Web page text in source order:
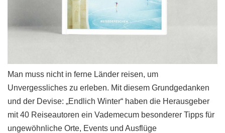
Man muss nicht in ferne Länder reisen, um
Unvergessliches zu erleben. Mit diesem Grundgedanken
und der Devise: „Endlich Winter“ haben die Herausgeber
mit 40 Reiseautoren ein Vademecum besonderer Tipps für
ungewöhnliche Orte, Events und Ausflüge